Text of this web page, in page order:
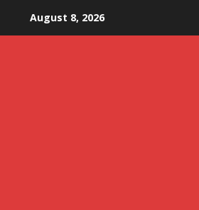
August 8, 2026